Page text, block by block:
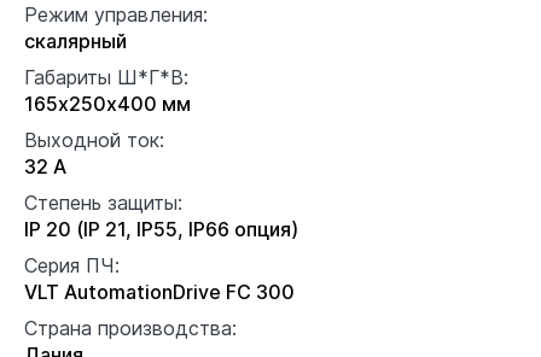
Режим управления:
скалярный
Габариты Ш*Г*В:
165x250x400 мм
Выходной ток:
32 А
Степень защиты:
IP 20 (IP 21, IP55, IP66 опция)
Серия ПЧ:
VLT AutomationDrive FC 300
Страна производства: